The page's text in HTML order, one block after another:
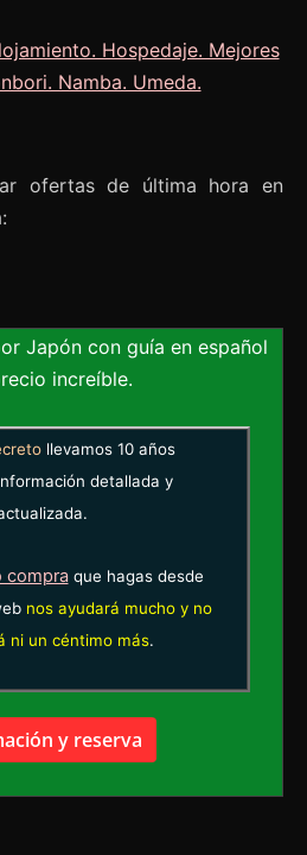
ofertas de última hora en
Japón con guía en español
increíble.
llevamos 10 años
detallada y
compraque hagas desde
nos ayudará mucho y no
ni un céntimo más.
y reserva